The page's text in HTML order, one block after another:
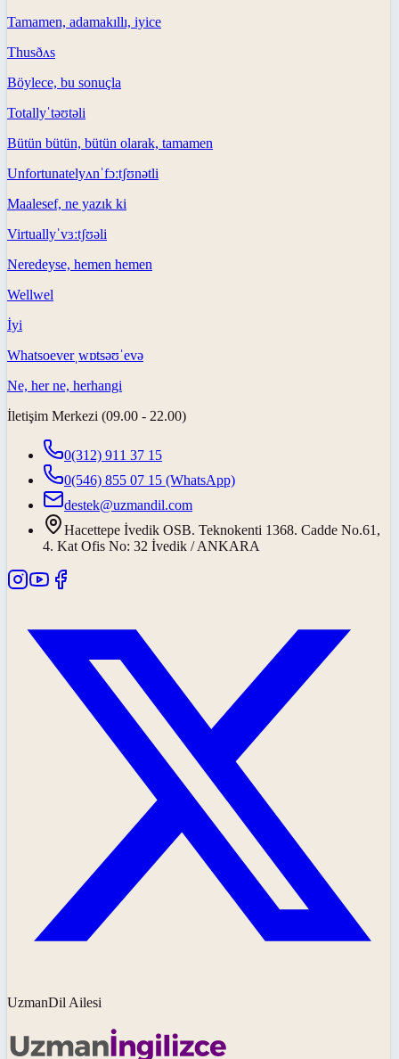
Tamamen, adamakıllı, iyice
Thusðʌs
Böylece, bu sonuçla
Totallyˈtəʊtəli
Bütün bütün, bütün olarak, tamamen
Unfortunatelyʌnˈfɔːtʃʊnətli
Maalesef, ne yazık ki
Virtuallyˈvɜːtʃʊəli
Neredeyse, hemen hemen
Wellwel
İyi
Whatsoeverˌwɒtsəʊˈevə
Ne, her ne, herhangi
İletişim Merkezi (09.00 - 22.00)
0(312) 911 37 15
0(546) 855 07 15 (WhatsApp)
destek@uzmandil.com
Hacettepe İvedik OSB. Teknokenti 1368. Cadde No.61,
4. Kat Ofis No: 32 İvedik / ANKARA
UzmanDil Ailesi